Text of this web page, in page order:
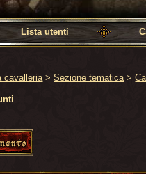
Lista utenti
cavalleria >Sezione tematica >